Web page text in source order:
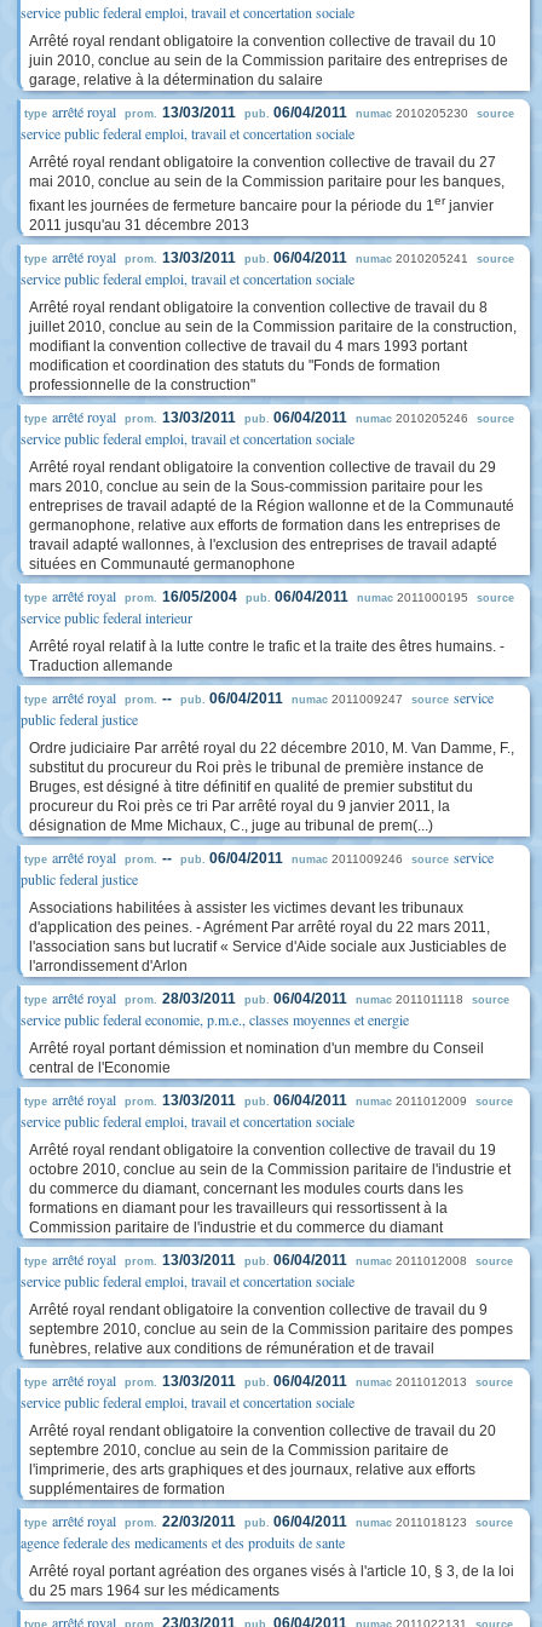
service public federal emploi, travail et concertation sociale
Arrêté royal rendant obligatoire la convention collective de travail du 10
juin 2010, conclue au sein de la Commission paritaire des entreprises de
garage, relative à la détermination du salaire
type arrêté royal prom. 13/03/2011 pub. 06/04/2011 numac 2010205230 source
service public federal emploi, travail et concertation sociale
Arrêté royal rendant obligatoire la convention collective de travail du 27
mai 2010, conclue au sein de la Commission paritaire pour les banques,
fixant les journées de fermeture bancaire pour la période du 1er janvier
2011 jusqu'au 31 décembre 2013
type arrêté royal prom. 13/03/2011 pub. 06/04/2011 numac 2010205241 source
service public federal emploi, travail et concertation sociale
Arrêté royal rendant obligatoire la convention collective de travail du 8
juillet 2010, conclue au sein de la Commission paritaire de la construction,
modifiant la convention collective de travail du 4 mars 1993 portant
modification et coordination des statuts du "Fonds de formation
professionnelle de la construction"
type arrêté royal prom. 13/03/2011 pub. 06/04/2011 numac 2010205246 source
service public federal emploi, travail et concertation sociale
Arrêté royal rendant obligatoire la convention collective de travail du 29
mars 2010, conclue au sein de la Sous-commission paritaire pour les
entreprises de travail adapté de la Région wallonne et de la Communauté
germanophone, relative aux efforts de formation dans les entreprises de
travail adapté wallonnes, à l'exclusion des entreprises de travail adapté
situées en Communauté germanophone
type arrêté royal prom. 16/05/2004 pub. 06/04/2011 numac 2011000195 source
service public federal interieur
Arrêté royal relatif à la lutte contre le trafic et la traite des êtres humains. -
Traduction allemande
type arrêté royal prom. -- pub. 06/04/2011 numac 2011009247 source service
public federal justice
Ordre judiciaire Par arrêté royal du 22 décembre 2010, M. Van Damme, F.,
substitut du procureur du Roi près le tribunal de première instance de
Bruges, est désigné à titre définitif en qualité de premier substitut du
procureur du Roi près ce tri Par arrêté royal du 9 janvier 2011, la
désignation de Mme Michaux, C., juge au tribunal de prem(...)
type arrêté royal prom. -- pub. 06/04/2011 numac 2011009246 source service
public federal justice
Associations habilitées à assister les victimes devant les tribunaux
d'application des peines. - Agrément Par arrêté royal du 22 mars 2011,
l'association sans but lucratif « Service d'Aide sociale aux Justiciables de
l'arrondissement d'Arlon
type arrêté royal prom. 28/03/2011 pub. 06/04/2011 numac 2011011118 source
service public federal economie, p.m.e., classes moyennes et energie
Arrêté royal portant démission et nomination d'un membre du Conseil
central de l'Economie
type arrêté royal prom. 13/03/2011 pub. 06/04/2011 numac 2011012009 source
service public federal emploi, travail et concertation sociale
Arrêté royal rendant obligatoire la convention collective de travail du 19
octobre 2010, conclue au sein de la Commission paritaire de l'industrie et
du commerce du diamant, concernant les modules courts dans les
formations en diamant pour les travailleurs qui ressortissent à la
Commission paritaire de l'industrie et du commerce du diamant
type arrêté royal prom. 13/03/2011 pub. 06/04/2011 numac 2011012008 source
service public federal emploi, travail et concertation sociale
Arrêté royal rendant obligatoire la convention collective de travail du 9
septembre 2010, conclue au sein de la Commission paritaire des pompes
funèbres, relative aux conditions de rémunération et de travail
type arrêté royal prom. 13/03/2011 pub. 06/04/2011 numac 2011012013 source
service public federal emploi, travail et concertation sociale
Arrêté royal rendant obligatoire la convention collective de travail du 20
septembre 2010, conclue au sein de la Commission paritaire de
l'imprimerie, des arts graphiques et des journaux, relative aux efforts
supplémentaires de formation
type arrêté royal prom. 22/03/2011 pub. 06/04/2011 numac 2011018123 source
agence federale des medicaments et des produits de sante
Arrêté royal portant agréation des organes visés à l'article 10, § 3, de la loi
du 25 mars 1964 sur les médicaments
type arrêté royal prom. 23/03/2011 pub. 06/04/2011 numac 2011022131 source